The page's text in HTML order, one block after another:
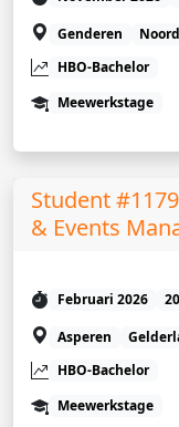
Genderen
HBO-Bachelor
Meewerkstage
Student
& Events
Februari 2026
Asperen
HBO-Bachelor
Meewerkstage